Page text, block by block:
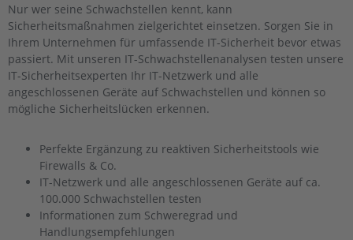
Nur wer seine Schwachstellen kennt, kann
Sicherheitsmaßnahmen zielgerichtet einsetzen. Sorgen Sie in
Ihrem Unternehmen für umfassende IT-Sicherheit bevor etwas
passiert. Mit unseren IT-Schwachstellenanalysen testen unsere
IT-Sicherheitsexperten Ihr IT-Netzwerk und alle
angeschlossenen Geräte auf Schwachstellen und können so
mögliche Sicherheitslücken erkennen.
Perfekte Ergänzung zu reaktiven Sicherheitstools wie
Firewalls & Co.
IT-Netzwerk und alle angeschlossenen Geräte auf ca.
100.000 Schwachstellen testen
Informationen zum Schweregrad und
Handlungsempfehlungen